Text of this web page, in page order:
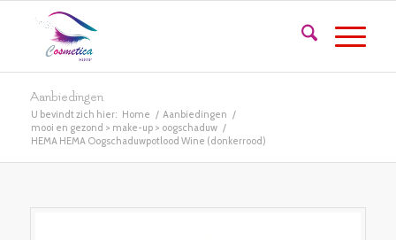
Aanbiedingen
U bevindt zich hier: Home / Aanbiedingen /
mooi en gezond > make-up > oogschaduw /
HEMA HEMA Oogschaduwpotlood Wine (donkerrood)